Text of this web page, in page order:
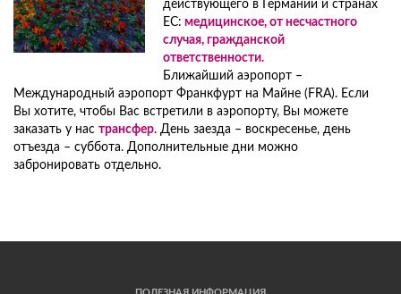
действующего в Германии и странах
ЕС: медицинское, от несчастного
случая, гражданской
ответственности.
Ближайший аэропорт –
Международный аэропорт Франкфурт на Майне (FRA). Если
Вы хотите, чтобы Вас встретили в аэропорту, Вы можете
заказать у нас трансфер. День заезда – воскресенье, день
отъезда – суббота. Дополнительные дни можно
забронировать отдельно.